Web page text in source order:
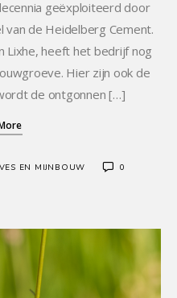
geëxploiteerd door
de Heidelberg Cement.
Lixhe, heeft het bedrijf nog
Hier zijn ook de
de ontgonnen […]
EN MIJNBOUW 0